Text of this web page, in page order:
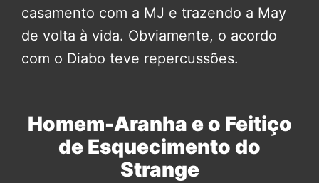
casamento com a MJ e trazendo a May
de volta à vida. Obviamente, o acordo
com o Diabo teve repercussões.
Homem-Aranha e o Feitiço
de Esquecimento do
Strange